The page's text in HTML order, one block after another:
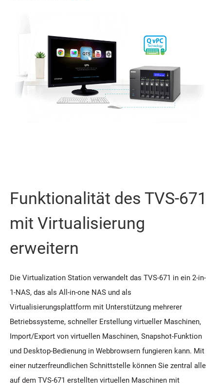
Funktionalität des TVS-671
mit Virtualisierung
erweitern
Die Virtualization Station verwandelt das TVS-671 in ein 2-in-
1-NAS, das als All-in-one NAS und als
Virtualisierungsplattform mit Unterstützung mehrerer
Betriebssysteme, schneller Erstellung virtueller Maschinen,
Import/Export von virtuellen Maschinen, Snapshot-Funktion
und Desktop-Bedienung in Webbrowsern fungieren kann. Mit
einer nutzerfreundlichen Schnittstelle können Sie zentral alle
auf dem TVS-671 erstellten virtuellen Maschinen mit